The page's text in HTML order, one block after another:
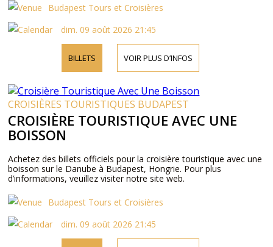
Budapest Tours et Croisières
dim. 09 août 2026 21:45
BILLETS VOIR PLUS D’INFOS
CROISIÈRES TOURISTIQUES BUDAPEST
CROISIÈRE TOURISTIQUE AVEC UNE
BOISSON
Achetez des billets officiels pour la croisière touristique avec une
boisson sur le Danube à Budapest, Hongrie. Pour plus
d’informations, veuillez visiter notre site web.
Budapest Tours et Croisières
dim. 09 août 2026 21:45